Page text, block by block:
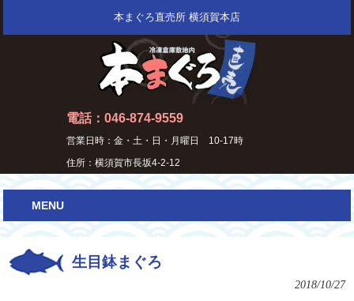
本まぐろ直売所 横須賀本店
電話：046-874-9559
営業日時：金・土・日・月曜日 10-17時
住所：横須賀市長坂4-2-12
MENU
生目鉢まぐろ
2018/10/27